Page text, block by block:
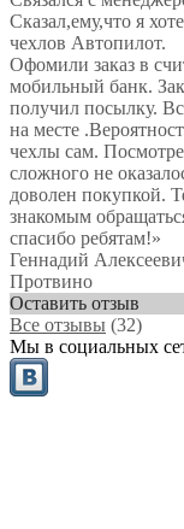
Сказал,ему,что я хоте
чехлов Автопилот.
Офомили заказ в
мобильный банк.
получил посылку.
на месте
чехлы сам.
сложного не
доволен покупкой.
знакомым
спасибо ребятам!»
Геннадий
Протвино
Оставить отзыв
Все отзывы (32)
Мы в социальных